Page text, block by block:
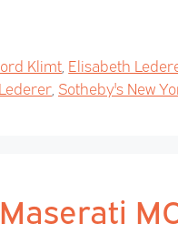
Klimt Elisabeth
Sotheby's New